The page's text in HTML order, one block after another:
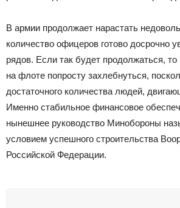
В армии продолжает нарастать
количество офицеров готово досрочно
рядов. Если так будет продолжаться,
на флоте попросту захлебнуться,
достаточного количества людей,
Именно стабильное финансовое
нынешнее руководство Минобороны
условием успешного строительства
Российской Федерации.